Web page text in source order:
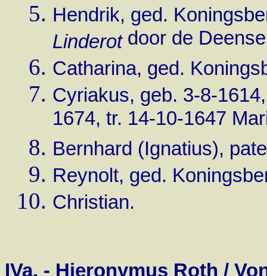
Hendrik, ged.
Linderotdoor de
Catharina, ged.
Cyriakus, geb. 3-8-
1674, tr. 14-10-1647
Bernhard (Ignatius),
Reynolt, ged.
Christian.
IVa. - Hieronymus Roth /